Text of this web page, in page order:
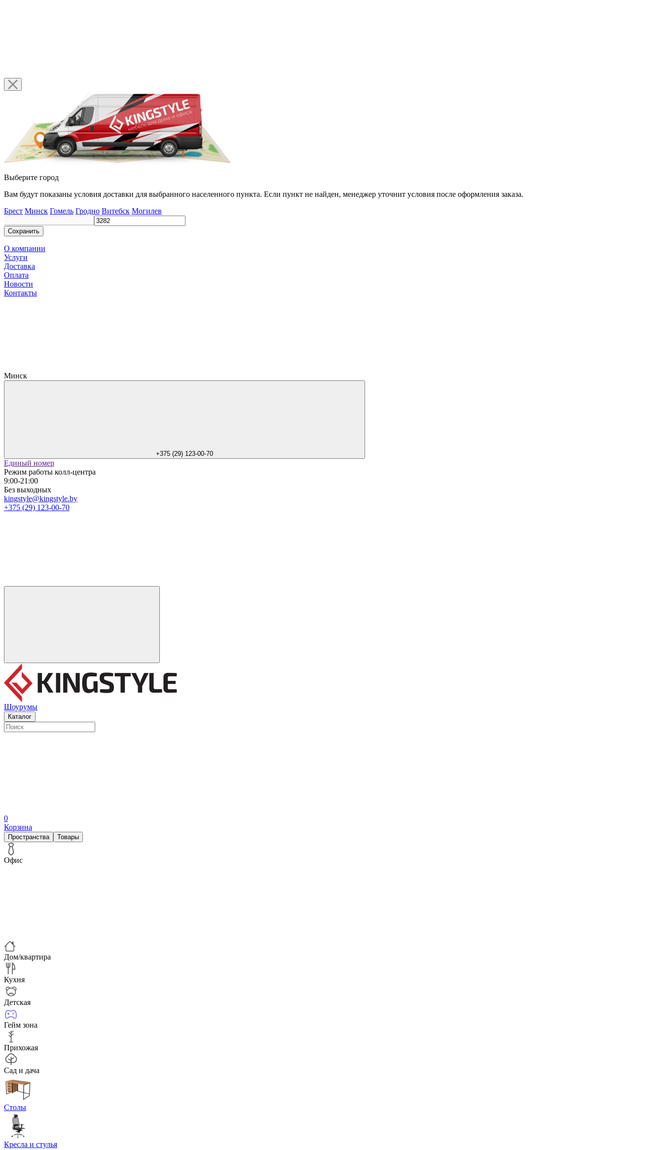
Выберите город
Вам будут показаны условия доставки для выбранного населенного пункта. Если пункт не найден, менеджер уточнит условия после оформления заказа.
Брест Минск Гомель Гродно Витебск Могилев
Сохранить
О компании
Услуги
Доставка
Оплата
Новости
Контакты
Минск
+375 (29) 123-00-70
Единый номер
Режим работы колл-центра
9:00-21:00
Без выходных
kingstyle@kingstyle.by
+375 (29) 123-00-70
Шоурумы
Каталог
0
Корзина
Пространства Товары
Офис
Дом/квартира
Кухня
Детская
Гейм зона
Прихожая
Сад и дача
Столы
Кресла и стулья